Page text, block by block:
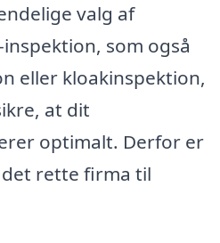
valg af
som også
eller kloakinspektion,
at dit
optimalt. Derfor er
rette firma til